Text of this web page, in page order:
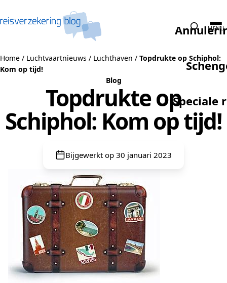
Speciale
MENU
Home / Luchtvaartnieuws / Luchthaven / Topdrukte op Schiphol:
Kom op tijd!
Blog
Topdrukte op
Schiphol: Kom op tijd!
Bijgewerkt op 30 januari 2023